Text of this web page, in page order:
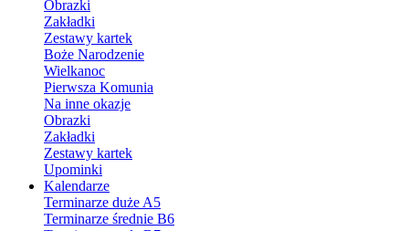
Obrazki
Zakładki
Zestawy kartek
Boże Narodzenie
Wielkanoc
Pierwsza Komunia
Na inne okazje
Obrazki
Zakładki
Zestawy kartek
Upominki
Kalendarze
Terminarze duże A5
Terminarze średnie B6